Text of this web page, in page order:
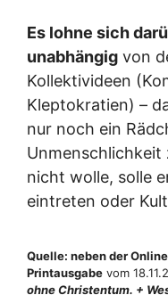
Es lohne sich
unabhängig von
Kollektivideen
Kleptokratien) –
nur noch ein
Unmenschlichkeit
nicht wolle, solle
eintreten oder
Quelle: neben der
Printausgabe vom
ohne Christentum. +